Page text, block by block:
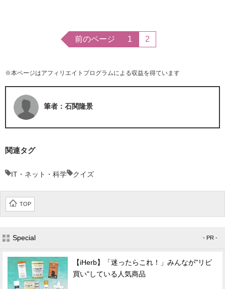
前のページ 1 2
※本ページはアフィリエイトプログラムによる収益を得ています
筆者：石関隆景
関連タグ
IT・ネット・科学 クイズ
TOP
Special - PR -
【iHerb】「迷ったらこれ！」みんなが"リピ
買い"している人気商品